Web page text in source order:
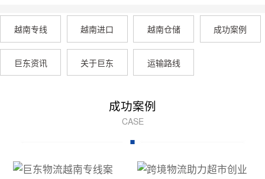
越南专线 越南进口 越南仓储 成功案例
巨东资讯 关于巨东 运输路线
成功案例
CASE